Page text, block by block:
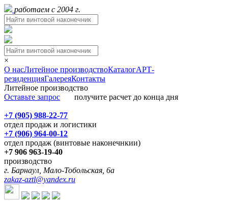
работаем с 2004 г.
×
О насЛитейное производствоКаталогАРТ-
резиденцияГалереяКонтакты
Литейное производство
Оставьте запрос получите расчет до конца дня
+7 (905) 988-22-77
отдел продаж и логистики
+7 (906) 964-00-12
отдел продаж (винтовые наконечнкии)
+7 906 963-19-40
производство
г. Барнаул, Мало-Тобольская, 6а
zakaz-aztl@yandex.ru